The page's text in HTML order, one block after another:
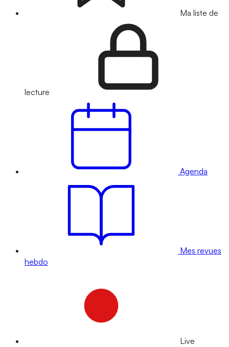
Ma liste de
lecture
Agenda
Mes revues
hebdo
Live